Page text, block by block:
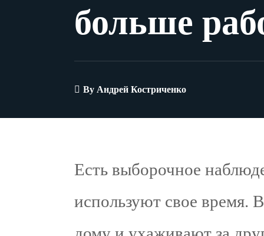
больше
By Андрей Костриченко
Есть выборочное
используют свое